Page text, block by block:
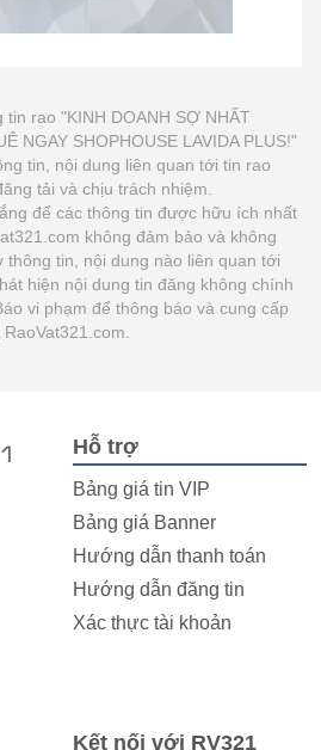
rao "KINH DOANH SỢ NHẤT
NGAY SHOPHOUSE LAVIDA PLUS!"
tin, nội dung liên quan tới tin rao
tải và chịu trách nhiệm.
để các thông tin được hữu ích nhất
không đảm bảo và không
thông tin, nội dung nào liên quan tới
hiện nội dung tin đăng không chính
vi phạm để thông báo và cung cấp
Hỗ trợ
Bảng giá tin VIP
Bảng giá Banner
Hướng dẫn thanh toán
Hướng dẫn đăng tin
Xác thực tài khoản
Kết nối với RV321